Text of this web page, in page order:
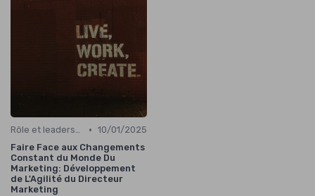
Rôle et leadership du directeur marketing • 10/01/2025
Faire Face aux Changements
Constant du Monde Du
Marketing: Développement
de L'Agilité du Directeur
Marketing